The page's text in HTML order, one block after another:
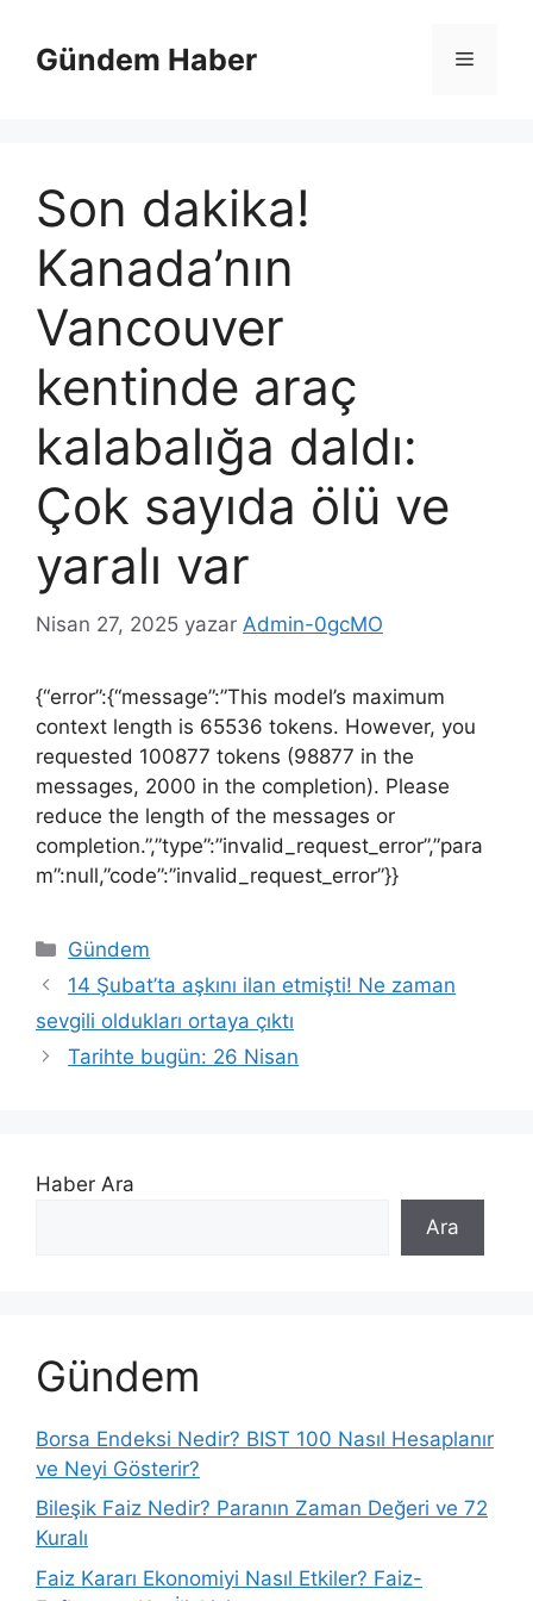
Gündem Haber Menü
Son dakika!
Kanada’nın
Vancouver
kentinde araç
kalabalığa daldı:
Çok sayıda ölü ve
yaralı var
Nisan 27, 2025 yazar Admin-0gcMO
{“error”:{“message”:”This model’s maximum
context length is 65536 tokens. However, you
requested 100877 tokens (98877 in the
messages, 2000 in the completion). Please
reduce the length of the messages or
completion.”,”type”:”invalid_request_error”,”para
m”:null,”code”:”invalid_request_error”}}
Kategoriler
Gündem
14 Şubat’ta aşkını ilan etmişti! Ne zaman
sevgili oldukları ortaya çıktı
Tarihte bugün: 26 Nisan
Haber Ara
Ara
Gündem
Borsa Endeksi Nedir? BIST 100 Nasıl Hesaplanır
ve Neyi Gösterir?
Bileşik Faiz Nedir? Paranın Zaman Değeri ve 72
Kuralı
Faiz Kararı Ekonomiyi Nasıl Etkiler? Faiz-